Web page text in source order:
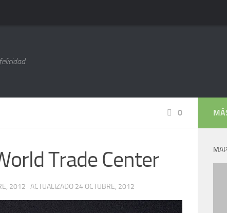
0
Trade Center
2012 · ACTUALIZADO 24 OCTUBRE, 2012